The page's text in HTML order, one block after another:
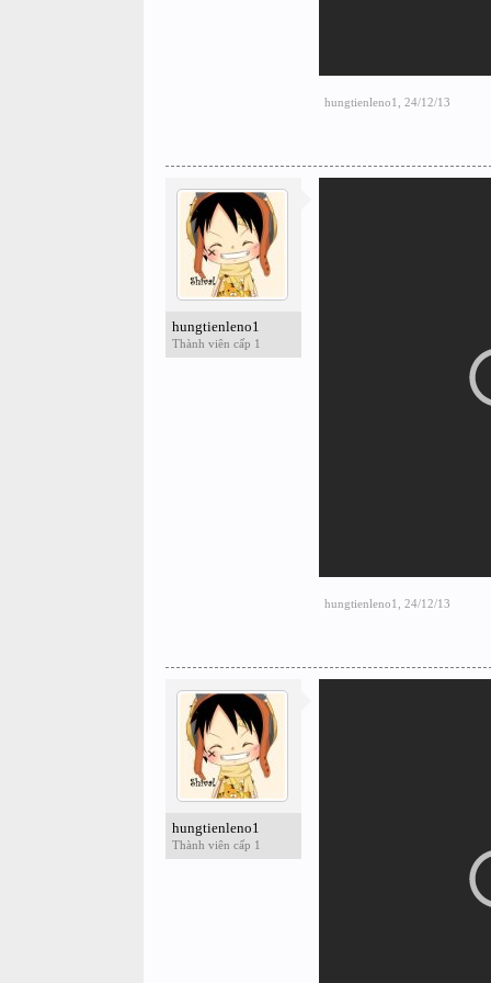
hungtienleno1 24/12/13
hungtienleno1
Thành viên cấp 1
hungtienleno1 24/12/13
hungtienleno1
Thành viên cấp 1